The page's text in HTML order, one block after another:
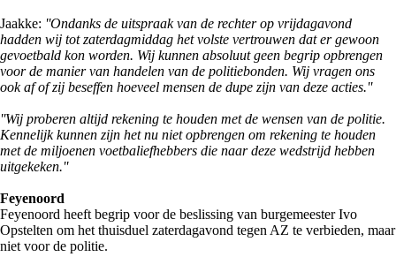
Jaakke: ''Ondanks de uitspraak van de rechter op vrijdagavond
hadden wij tot zaterdagmiddag het volste vertrouwen dat er gewoon
gevoetbald kon worden. Wij kunnen absoluut geen begrip opbrengen
voor de manier van handelen van de politiebonden. Wij vragen ons
ook af of zij beseffen hoeveel mensen de dupe zijn van deze acties.''
''Wij proberen altijd rekening te houden met de wensen van de politie.
Kennelijk kunnen zijn het nu niet opbrengen om rekening te houden
met de miljoenen voetbaliefhebbers die naar deze wedstrijd hebben
uitgekeken.''
Feyenoord
Feyenoord heeft begrip voor de beslissing van burgemeester Ivo
Opstelten om het thuisduel zaterdagavond tegen AZ te verbieden, maar
niet voor de politie.